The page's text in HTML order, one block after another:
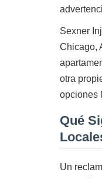
Sexner
Chicago,
otra
opciones
Qué
Un
Mitch Sexner es
caracteres que